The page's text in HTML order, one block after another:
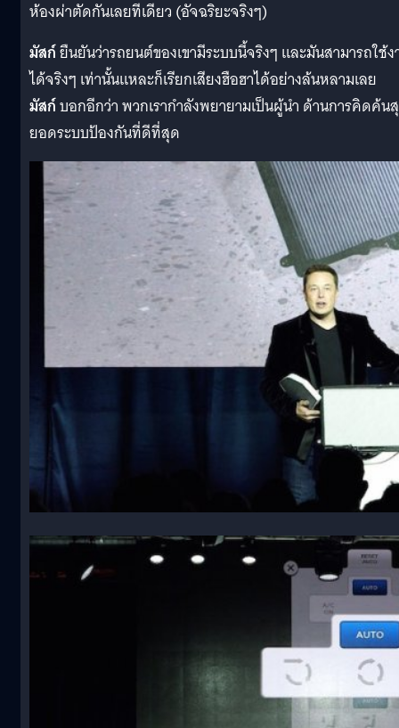
ห้องผ่าตัดกันเลยทีเดียว (อัจฉริยะจริงๆ)
มัสก์ยืนยันว่ารถยนต์ของเขามีระบบนี้จริงๆ และมันสามารถใช้
ได้จริงๆ เท่านั้นแหละก็เรียกเสียงฮือฮาได้อย่างล้นหลามเลย
มัสก์บอกอีกว่า พวกเรากำลังพยายามเป็นผู้นำ ด้านการคิดค้น
ยอดระบบป้องกันที่ดีที่สุด